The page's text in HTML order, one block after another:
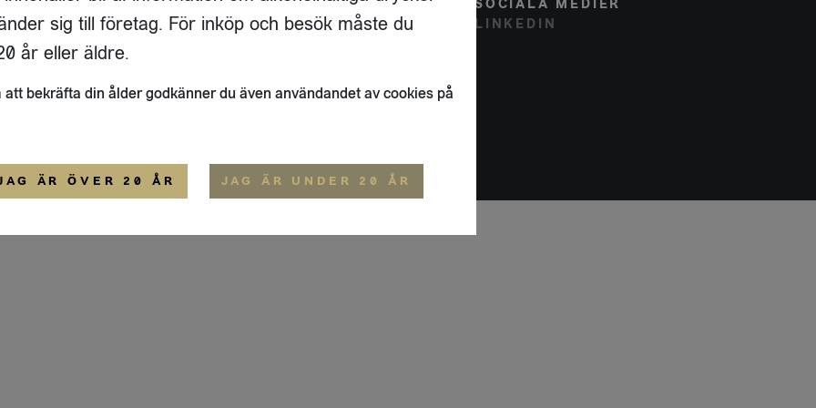
17 A
STOCKHOLM
FLAIVY
OM OSS
SOCIALA MEDIER
LINKEDIN
ALLMÄNNA VILLKOR
sig till företag. För inköp och besök måste du
år eller äldre.
att bekräfta din ålder godkänner du även användandet av cookies på
ÄR ÖVER 20 ÅR JAG ÄR UNDER 20 ÅR